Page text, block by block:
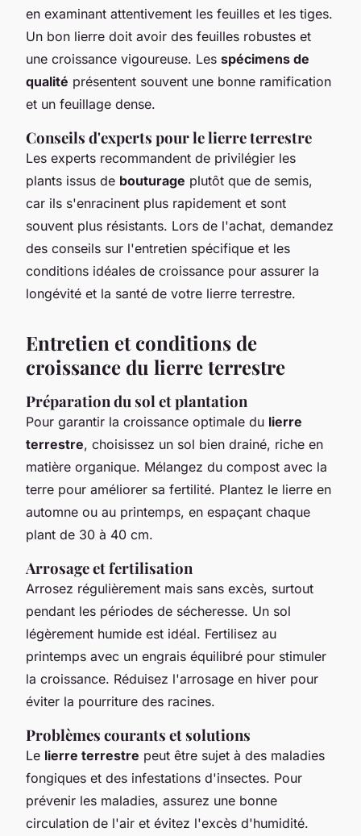
en examinant attentivement les feuilles et les tiges.
Un bon lierre doit avoir des feuilles robustes et
une croissance vigoureuse. Les spécimens de
qualité présentent souvent une bonne ramification
et un feuillage dense.
Conseils d'experts pour le lierre terrestre
Les experts recommandent de privilégier les
plants issus de bouturage plutôt que de semis,
car ils s'enracinent plus rapidement et sont
souvent plus résistants. Lors de l'achat, demandez
des conseils sur l'entretien spécifique et les
conditions idéales de croissance pour assurer la
longévité et la santé de votre lierre terrestre.
Entretien et conditions de
croissance du lierre terrestre
Préparation du sol et plantation
Pour garantir la croissance optimale du lierre
terrestre, choisissez un sol bien drainé, riche en
matière organique. Mélangez du compost avec la
terre pour améliorer sa fertilité. Plantez le lierre en
automne ou au printemps, en espaçant chaque
plant de 30 à 40 cm.
Arrosage et fertilisation
Arrosez régulièrement mais sans excès, surtout
pendant les périodes de sécheresse. Un sol
légèrement humide est idéal. Fertilisez au
printemps avec un engrais équilibré pour stimuler
la croissance. Réduisez l'arrosage en hiver pour
éviter la pourriture des racines.
Problèmes courants et solutions
Le lierre terrestre peut être sujet à des maladies
fongiques et des infestations d'insectes. Pour
prévenir les maladies, assurez une bonne
circulation de l'air et évitez l'excès d'humidité.